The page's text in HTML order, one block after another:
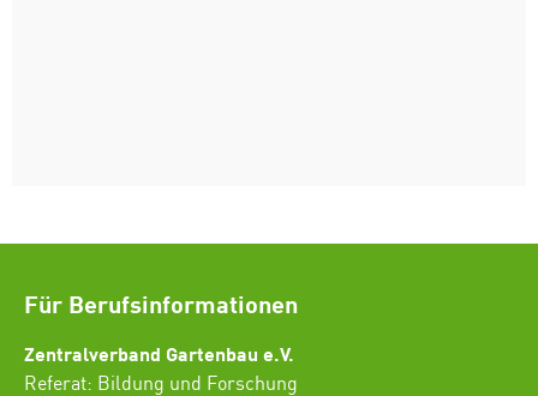
Für Berufsinformationen
Zentralverband Gartenbau e.V.
Referat: Bildung und Forschung